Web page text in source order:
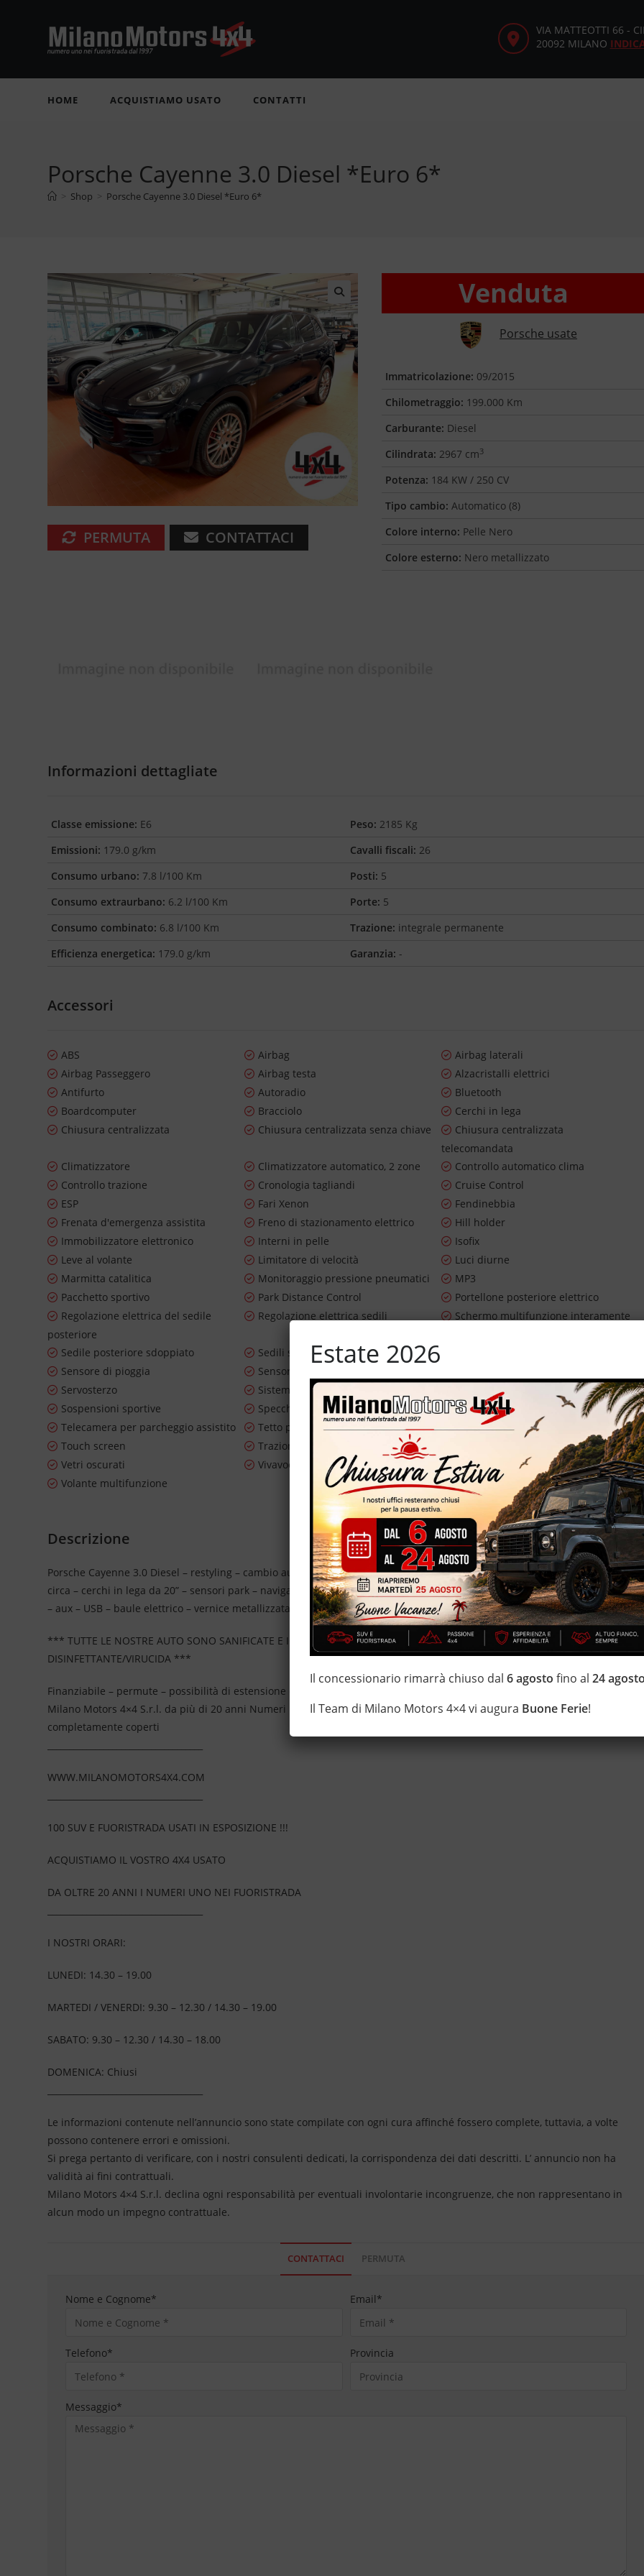
VIA MATTEOTTI 66 -
20092 MILANO
HOME ACQUISTIAMO USATO CONTATTI
Porsche Cayenne 3.0 Diesel *Euro 6*
> Shop > Porsche Cayenne 3.0 Diesel *Euro 6*
🔍
PERMUTA CONTATTACI
Venduta
Porsche usate
Immatricolazione: 09/2015
Chilometraggio: 199.000 Km
Carburante: Diesel
Cilindrata: 2967 cm3
Potenza: 184 KW / 250 CV
Tipo cambio: Automatico (8)
Colore interno: Pelle Nero
Colore esterno: Nero metallizzato
Informazioni dettagliate
Classe emissione: E6
Emissioni: 179.0 g/km
Consumo urbano: 7.8 l/100 Km
Consumo extraurbano: 6.2 l/100 Km
Consumo combinato: 6.8 l/100 Km
Efficienza energetica: 179.0 g/km
Peso: 2185 Kg
Cavalli fiscali: 26
Posti: 5
Porte: 5
Trazione: integrale permanente
Garanzia: -
Accessori
ABS Airbag
Airbag laterali
Airbag Passeggero
Airbag testa
Alzacristalli elettrici
Antifurto
Autoradio
Bluetooth
Boardcomputer
Bracciolo
Cerchi in lega
Chiusura centralizzata
Chiusura centralizzata senza chiave
Chiusura centralizzata
telecomandata
Climatizzatore
Climatizzatore automatico, 2 zone
Controllo automatico clima
Controllo trazione
Cronologia tagliandi
Cruise Control
ESP
Fari Xenon
Fendinebbia
Frenata d'emergenza assistita
Freno di stazionamento elettrico
Hill holder
Immobilizzatore elettronico
Interni in pelle
Isofix
Leve al volante
Limitatore di velocità
Luci diurne
Marmitta catalitica
Monitoraggio pressione pneumatici
MP3
Pacchetto sportivo
Park Distance Control
Portellone posteriore elettrico
Regolazione elettrica del sedile
posteriore
Regolazione elettrica sedili
Schermo multifunzione interamente
Sedile posteriore sdoppiato
Sedili sportivi
Sensore di pioggia
Sensori di parcheggio anteriori
Servosterzo
Sistema di navigazione
Sistema di visione notturna
Sospensioni sportive
Specchietti laterali elettrici
Start/Stop Automatico
Telecamera per parcheggio assistito
Tetto panorama
Tettuccio apribile
Touch screen
Trazione integrale
Vetri oscurati
Vivavoce
Volante in pelle
Volante multifunzione
Descrizione
Porsche Cayenne 3.0 Diesel – restyling – cambio automatico – euro 6B con dispositivo antiparticolato (FAP) – 200.000 km
circa – cerchi in lega da 20” – sensori park – navigatore cartografico – volante multifunzione – eleganti interni in pelle totale
– aux – USB – baule elettrico – vernice metallizzata – specchietti elettrici – tetto panoramico/apribile
*** TUTTE LE NOSTRE AUTO SONO SANIFICATE E IGIENIZZATE CON TRATTAMENTI DI VAPORE, OZONO E
DISINFETTANTE/VIRUCIDA ***
Finanziabile – permute – possibilità di estensione della garanzia con i leader del mercato ”Opteven” e ”Mapfre Warranty” –
Milano Motors 4×4 S.r.l. da più di 20 anni Numeri Uno Nei Fuoristrada con un’ esposizione da più di 1.500 mq
completamente coperti
WWW.MILANOMOTORS4X4.COM
100 SUV E FUORISTRADA USATI IN ESPOSIZIONE !!!
ACQUISTIAMO IL VOSTRO 4X4 USATO
DA OLTRE 20 ANNI I NUMERI UNO NEI FUORISTRADA
I NOSTRI ORARI:
LUNEDI: 14.30 – 19.00
MARTEDI / VENERDI: 9.30 – 12.30 / 14.30 – 19.00
SABATO: 9.30 – 12.30 / 14.30 – 18.00
DOMENICA: Chiusi
Le informazioni contenute nell’annuncio sono state compilate con ogni cura affinché fossero complete, tuttavia, a volte
possono contenere errori e omissioni.
Si prega pertanto di verificare, con i nostri consulenti dedicati, la corrispondenza dei dati descritti. L’ annuncio non ha
validità ai fini contrattuali.
Milano Motors 4×4 S.r.l. declina ogni responsabilità per eventuali involontarie incongruenze, che non rappresentano in
alcun modo un impegno contrattuale.
CONTATTACI PERMUTA
Nome e Cognome* Email*
Telefono* Provincia
Messaggio*
Estate 2026
Il concessionario rimarrà chiuso dal6 agosto fino al24
Il Team di Milano Motors 4×4 vi augura Buone Ferie!